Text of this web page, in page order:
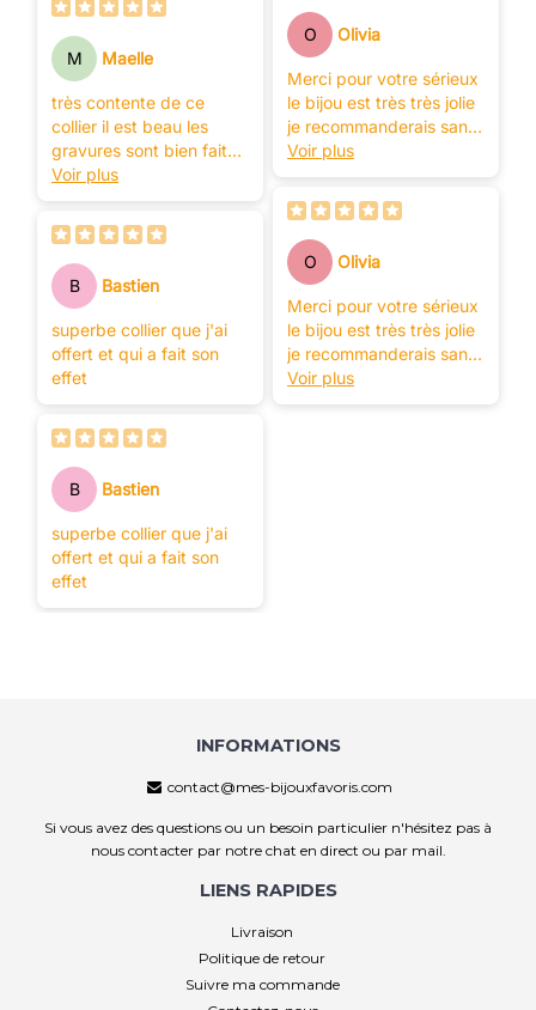
M Maelle
très contente de ce
collier il est beau les
gravures sont bien faite
merci
Voir plus
B Bastien
superbe collier que j'ai
offert et qui a fait son
effet
B Bastien
superbe collier que j'ai
offert et qui a fait son
effet
O Olivia
Merci pour votre sérieux
le bijou est très très jolie
je recommanderais sans
nul doutes
Voir plus
O Olivia
Merci pour votre sérieux
le bijou est très très jolie
je recommanderais sans
nul doutes
Voir plus
INFORMATIONS
contact@mes-bijouxfavoris.com
Si vous avez des questions ou un besoin particulier n'hésitez pas à
nous contacter par notre chat en direct ou par mail.
LIENS RAPIDES
Livraison
Politique de retour
Suivre ma commande